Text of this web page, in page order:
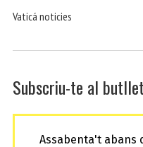
Vaticá noticies
Subscriu-te al
Assabenta't abans